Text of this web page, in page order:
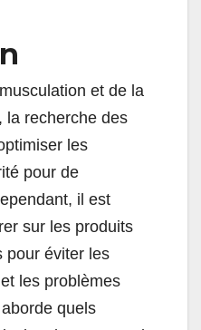
et de la
la recherche des
les
pour de
il est
sur les produits
pour éviter les
les problèmes
quels